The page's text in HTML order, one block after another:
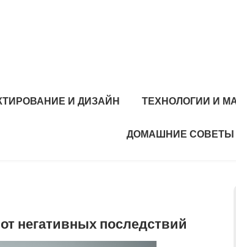
И ДИЗАЙН ТЕХНОЛОГИИ И
ДОМАШНИЕ СОВЕТЫ
негативных последствий